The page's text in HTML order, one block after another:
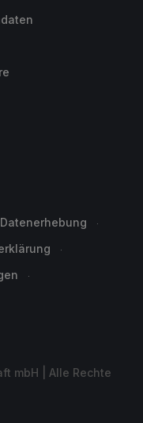
Datenerhebung
mbH | Alle Rechte